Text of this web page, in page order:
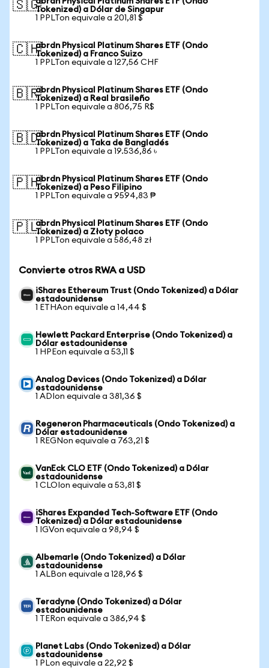
🇸🇬Tokenized) a Dólar de Singapur
1 PPLTon equivale a 201,81 $
🇨🇭abrdn Physical Platinum Shares ETF (Ondo
Tokenized) a Franco Suizo
1 PPLTon equivale a 127,56 CHF
🇧🇷abrdn Physical Platinum Shares ETF (Ondo
Tokenized) a Real brasileño
1 PPLTon equivale a 806,75 R$
🇧🇩abrdn Physical Platinum Shares ETF (Ondo
Tokenized) a Taka de Bangladés
1 PPLTon equivale a 19.536,86 ৳
🇵🇭abrdn Physical Platinum Shares ETF (Ondo
Tokenized) a Peso Filipino
1 PPLTon equivale a 9594,83 ₱
🇵🇱abrdn Physical Platinum Shares ETF (Ondo
Tokenized) a Złoty polaco
1 PPLTon equivale a 586,48 zł
Convierte otros RWA a USD
iShares Ethereum Trust (Ondo Tokenized) a Dólar
estadounidense
1 ETHAon equivale a 14,44 $
Hewlett Packard Enterprise (Ondo Tokenized) a
Dólar estadounidense
1 HPEon equivale a 53,11 $
Analog Devices (Ondo Tokenized) a Dólar
estadounidense
1 ADIon equivale a 381,36 $
Regeneron Pharmaceuticals (Ondo Tokenized) a
Dólar estadounidense
1 REGNon equivale a 763,21 $
VanEck CLO ETF (Ondo Tokenized) a Dólar
estadounidense
1 CLOIon equivale a 53,81 $
iShares Expanded Tech-Software ETF (Ondo
Tokenized) a Dólar estadounidense
1 IGVon equivale a 98,94 $
Albemarle (Ondo Tokenized) a Dólar
estadounidense
1 ALBon equivale a 128,96 $
Teradyne (Ondo Tokenized) a Dólar
estadounidense
1 TERon equivale a 386,94 $
Planet Labs (Ondo Tokenized) a Dólar
estadounidense
1 PLon equivale a 22,92 $